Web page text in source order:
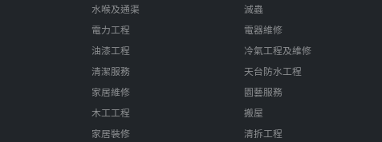
水喉及通渠
電力工程
油漆工程
清潔服務
家居維修
木工工程
家居裝修
滅蟲
電器維修
冷氣工程及維修
天台防水工程
園藝服務
搬屋
清拆工程